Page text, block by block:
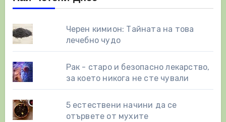
Черен кимион: Тайната на това
лечебно чудо
Рак - старо и безопасно лекарство,
за което никога не сте чували
5 естествени начини да се
отървете от мухите